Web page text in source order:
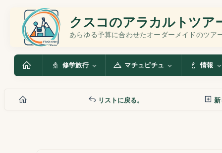
クスコのアラカルトツア
あらゆる予算に合わせたオーダーメイドのツア
修学旅行 マチュピチュ 情報
リストに戻る。 新